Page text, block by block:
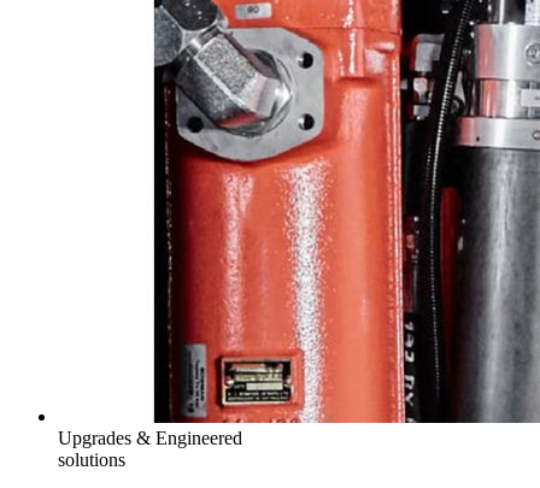
Upgrades & Engineered
solutions